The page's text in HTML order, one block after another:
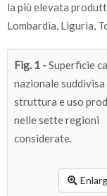
la più elevata
Lombardia, Liguria,
Fig. 1 -Superficie
nazionale suddivisa
struttura e uso
nelle sette regioni
considerate.